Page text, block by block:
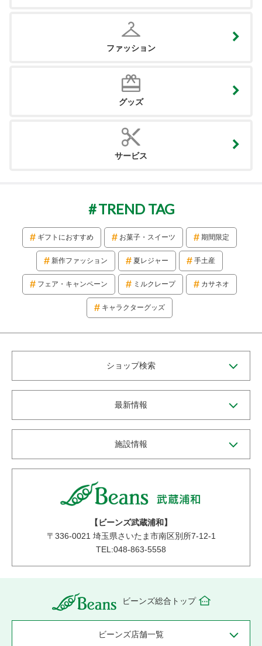
ファッション
グッズ
サービス
TREND TAG
ギフトにおすすめ お菓子・スイーツ 期間限定
新作ファッション 夏レジャー 手土産
フェア・キャンペーン ミルクレープ カサネオ
キャラクターグッズ
ショップ検索
最新情報
施設情報
【ビーンズ武蔵浦和】
〒 336-0021 埼玉県さいたま市南区別所7-12-1
TEL:048-863-5558
ビーンズ総合トップ
ビーンズ店舗一覧